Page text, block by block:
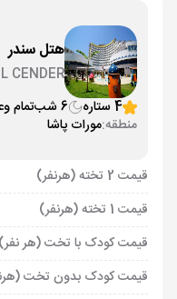
هتل سندر
CENDER
4 ستاره
6 شب تمام
منطقه:مورات پاشا
قیمت 2 تخته (هرنفر)
قیمت 1 تخته (هرنفر)
قیمت کودک با تخت (هر نفر)
قیمت کودک بدون تخت